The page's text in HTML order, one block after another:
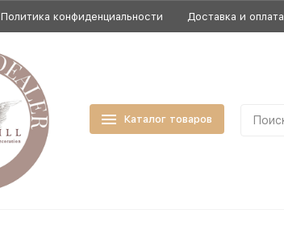
Политика конфиденциальности Доставка и оплата
Каталог товаров